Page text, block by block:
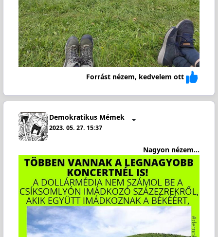
Forrást nézem, kedvelem ott
Demokratikus Mémek
2023. 05. 27. 15:37
Nagyon nézem...